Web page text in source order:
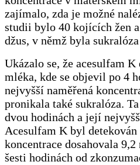
zajímalo, zda je možné
studii bylo 40 kojících žen
džus, v němž byla
Ukázalo se, že acesulfam
mléka, kde se objevil po 4
nejvyšší naměřená
pronikala také sukralóza.
dvou hodinách a její
Acesulfam K byl
koncentrace dosahovala
šesti hodinách od